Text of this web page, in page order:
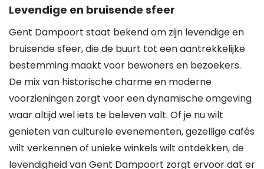
Levendige en bruisende sfeer
Gent Dampoort staat bekend om zijn levendige en
bruisende sfeer, die de buurt tot een aantrekkelijke
bestemming maakt voor bewoners en bezoekers.
De mix van historische charme en moderne
voorzieningen zorgt voor een dynamische omgeving
waar altijd wel iets te beleven valt. Of je nu wilt
genieten van culturele evenementen, gezellige cafés
wilt verkennen of unieke winkels wilt ontdekken, de
levendigheid van Gent Dampoort zorgt ervoor dat er